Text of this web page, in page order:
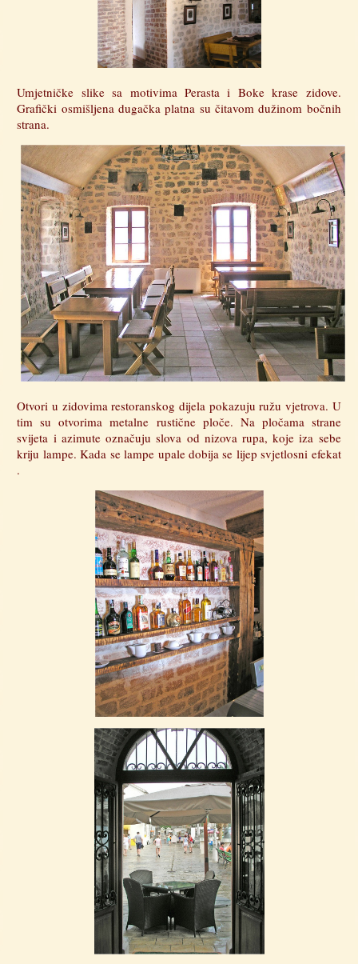
Umjetničke slike sa motivima Perasta i Boke krase zidove.
Grafički osmišljena dugačka platna su čitavom dužinom bočnih
strana.
Otvori u zidovima restoranskog dijela pokazuju ružu vjetrova. U
tim su otvorima metalne rustične ploče. Na pločama strane
svijeta i azimute označuju slova od nizova rupa, koje iza sebe
kriju lampe. Kada se lampe upale dobija se lijep svjetlosni efekat
.